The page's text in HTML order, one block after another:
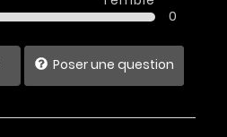
0
Poser une question